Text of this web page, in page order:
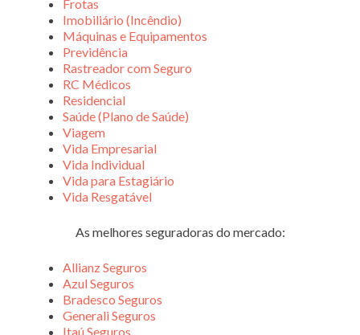
Frotas
Imobiliário (Incêndio)
Máquinas e Equipamentos
Previdência
Rastreador com Seguro
RC Médicos
Residencial
Saúde (Plano de Saúde)
Viagem
Vida Empresarial
Vida Individual
Vida para Estagiário
Vida Resgatável
As melhores seguradoras do mercado:
Allianz Seguros
Azul Seguros
Bradesco Seguros
Generali Seguros
Itaú Seguros